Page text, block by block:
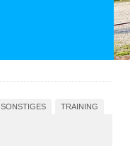
SONSTIGES TRAINING